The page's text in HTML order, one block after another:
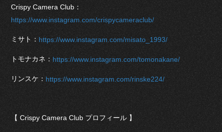
Crispy Camera Club：
https://www.instagram.com/crispycameraclub/
ミサト： https://www.instagram.com/misato_1993/
トモナカネ： https://www.instagram.com/tomonakane/
リンスケ： https://www.instagram.com/rinske224/
【 Crispy Camera Club プロフィール 】